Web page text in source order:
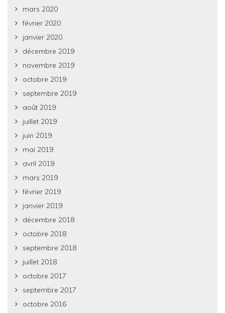
mars 2020
février 2020
janvier 2020
décembre 2019
novembre 2019
octobre 2019
septembre 2019
août 2019
juillet 2019
juin 2019
mai 2019
avril 2019
mars 2019
février 2019
janvier 2019
décembre 2018
octobre 2018
septembre 2018
juillet 2018
octobre 2017
septembre 2017
octobre 2016